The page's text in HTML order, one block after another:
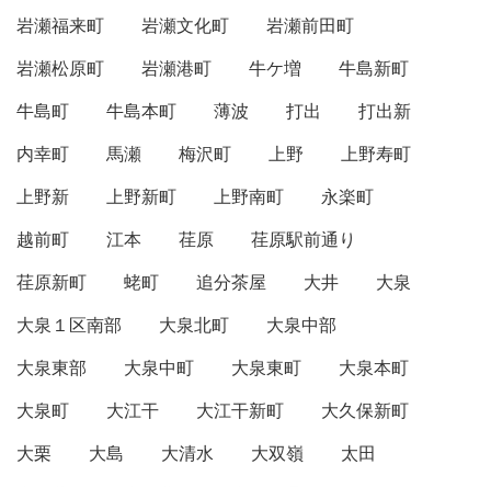
岩瀬福来町
岩瀬文化町
岩瀬前田町
岩瀬松原町
岩瀬港町 牛ケ増
牛島新町
牛島町
牛島本町 薄波 打出
打出新
内幸町
馬瀬 梅沢町 上野
上野寿町
上野新
上野新町 上野南町
永楽町
越前町
江本 荏原
荏原駅前通り
荏原新町
蛯町 追分茶屋 大井
大泉
大泉１区南部
大泉北町
大泉中部
大泉東部
大泉中町 大泉東町
大泉本町
大泉町
大江干 大江干新町
大久保新町
大栗
大島 大清水 大双嶺
太田